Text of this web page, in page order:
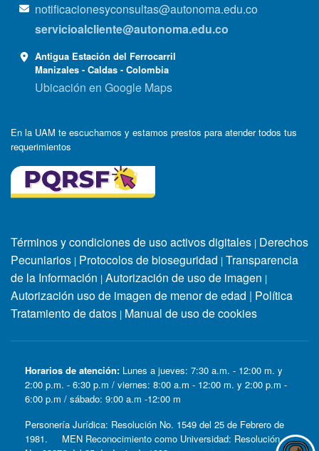
notificacionesyconsultas@autonoma.edu.co
servicioalcliente@autonoma.edu.co
Antigua Estación del Ferrocarril
Manizales - Caldas - Colombia
Ubicación en Google Maps
En la UAM te escuchamos y estamos prestos para atender todos tus
requerimientos
Términos y condiciones de uso activos digitales | Derechos
Pecuniarios | Protocolos de bioseguridad | Transparencia
de la Información | Autorización de uso de imagen |
Autorización uso de imagen de menor de edad | Política
Tratamiento de datos | Manual de uso de cookies
Horarios de atención: Lunes a jueves: 7:30 a.m. - 12:00 m. y
2:00 p.m. - 6:30 p.m / viernes: 8:00 a.m - 12:00 m. y 2:00 p.m -
6:00 p.m / sábado: 9:00 a.m -12:00 m
Personería Jurídica: Resolución No. 1549 del 25 de Febrero de
1981. MEN Reconocimiento como Universidad: Resolución